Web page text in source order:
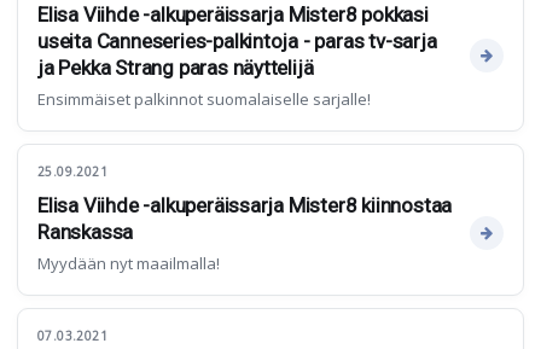
Elisa Viihde -alkuperäissarja Mister8 pokkasi
useita Canneseries-palkintoja - paras tv-sarja
ja Pekka Strang paras näyttelijä
Ensimmäiset palkinnot suomalaiselle sarjalle!
25.09.2021
Elisa Viihde -alkuperäissarja Mister8 kiinnostaa
Ranskassa
Myydään nyt maailmalla!
07.03.2021